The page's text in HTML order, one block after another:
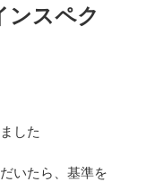
ンスペク
した
いたら、基準を